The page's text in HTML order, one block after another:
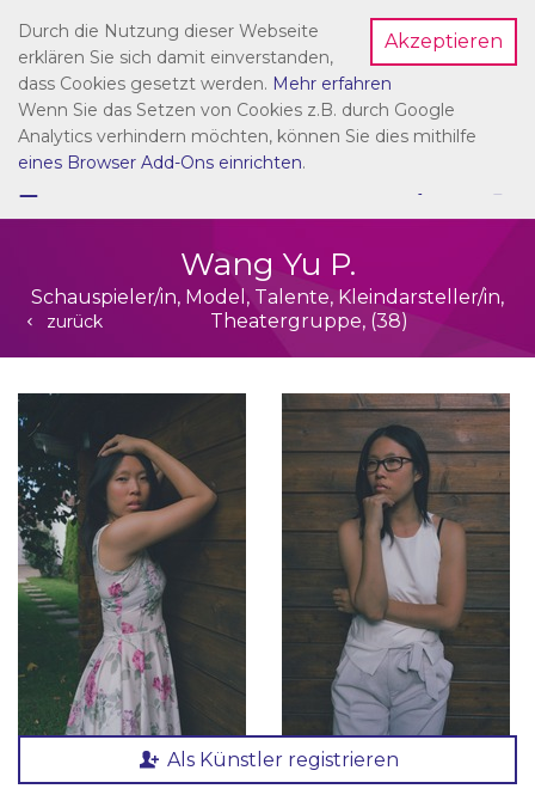
Dein Account
☰
Wang Yu P.
zurück
Schauspieler/in, Model, Talente, Kleindarsteller/in,
Theatergruppe, (38)
Als Künstler registrieren
Akzeptieren
Durch die Nutzung dieser Webseite
erklären Sie sich damit einverstanden,
dass Cookies gesetzt werden. Mehr erfahren
Wenn Sie das Setzen von Cookies z.B. durch Google
Analytics verhindern möchten, können Sie dies mithilfe
eines Browser Add-Ons einrichten.